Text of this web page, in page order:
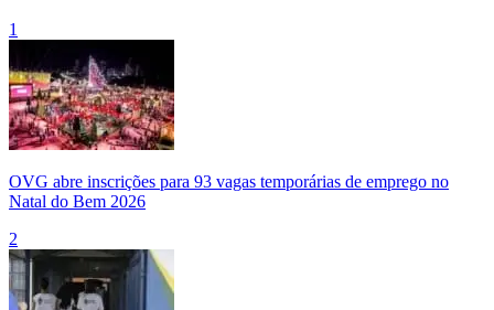
1
OVG abre inscrições para 93 vagas temporárias de emprego no
Natal do Bem 2026
2